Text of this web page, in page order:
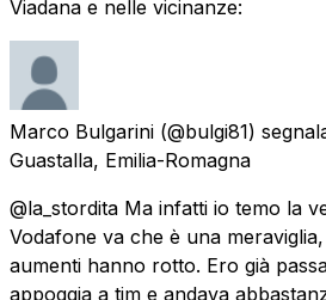
Viadana e nelle vicinanze:
Marco Bulgarini (@bulgi81)
Guastalla, Emilia-Romagna
@la_stordita Ma infatti io temo la
Vodafone va che è una
aumenti hanno rotto. Ero già
appoggia a tim e andava